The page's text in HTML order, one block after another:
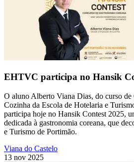
EHTVC participa no Hansik
O aluno Alberto Viana Dias, do curso de
Cozinha da Escola de Hotelaria e
participa hoje no Hansik Contest 2025,
dedicada à gastronomia coreana, que
e Turismo de Portimão.
Viana do Castelo
13 nov 2025